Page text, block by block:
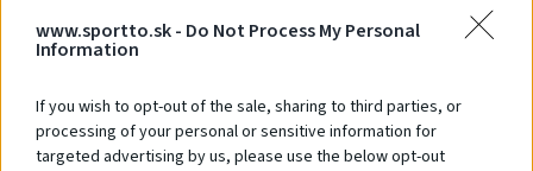
www.sportto.sk - Do Not Process My Personal
Information
If you wish to opt-out of the sale, sharing to third parties, or
processing of your personal or sensitive information for
targeted advertising by us, please use the below opt-out